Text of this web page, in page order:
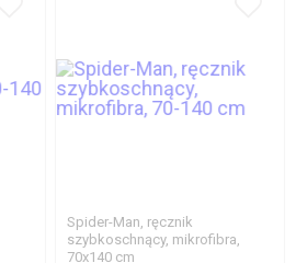
Spider-Man, ręcznik
szybkoschnący, mikrofibra,
70x140 cm